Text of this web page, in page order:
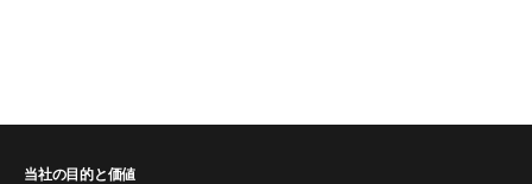
当社の目的と価値